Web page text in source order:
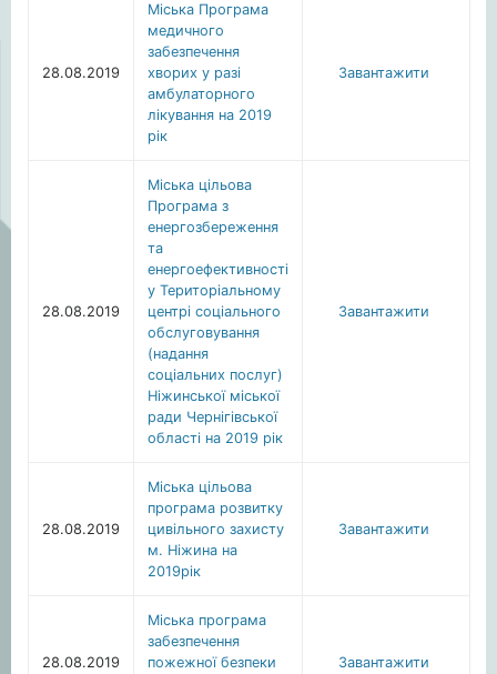
28.08.2019
Міська Програма
медичного
забезпечення
хворих у разі
амбулаторного
лікування на 2019
рік
Завантажити
28.08.2019
Міська цільова
Програма з
енергозбереження
та
енергоефективності
у Територіальному
центрі соціального
обслуговування
(надання
соціальних послуг)
Ніжинської міської
ради Чернігівської
області на 2019 рік
Завантажити
28.08.2019
Міська цільова
програма розвитку
цивільного захисту
м. Ніжина на
2019рік
Завантажити
28.08.2019
Міська програма
забезпечення
пожежної безпеки
Завантажити